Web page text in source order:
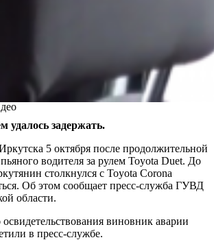
удалось задержать.
5 октября после продолжительной
водителя за рулем Toyota Duet. До
столкнулся с Toyota Corona
Об этом сообщает пресс-служба ГУВД
области.
виновник аварии
в пресс-службе.